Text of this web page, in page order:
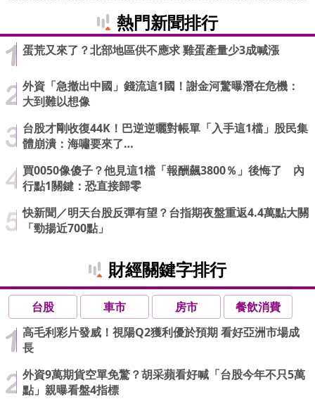
熱門新聞排行
蛋荒又來了？北部地區供不應求 雞蛋產量少3成喊漲
外資「急撤出中國」錢流這1國！謝金河驚曝潛在危機：
大到難以想像
台股才剛收復44K！巴逆逆曬對帳單「入手這1檔」股民集
體崩潰：海嘯要來了…
買0050像傻子？他見這1檔「報酬飆3800％」後悔了 內
行點1關鍵：恐直接歸零
快新聞／明天台股反彈有望？台指期夜盤重返4.4萬點大關
「勁揚近700點」
財經關鍵字排行
台股 車市 房市
餐飲消費
高毛利彩片發威！視陽Q2獲利優於預期 看好亞洲市場成
長
外資9萬期貨空單免驚？胡采蘋看好喊「台股今年不只5萬
點」親曝看盤4指標